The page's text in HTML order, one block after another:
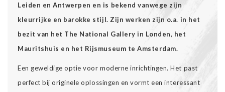
Leiden en Antwerpen en is bekend vanwege zijn
kleurrijke en barokke stijl. Zijn werken zijn o.a. in het
bezit van het The National Gallery in Londen, het
Mauritshuis en het Rijsmuseum te Amsterdam.
Een geweldige optie voor moderne inrichtingen. Het past
perfect bij originele oplossingen en vormt een interessant